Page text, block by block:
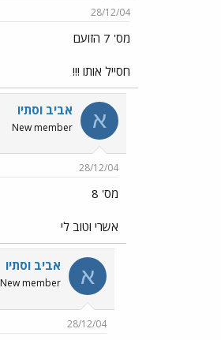
28/12/04
מס' 7 הזועם
חסייל אותו !!!
א אביב וסתיו
New member
28/12/04
מס' 8
אשרי וטוב לי
א אביב וסתיו
New member
28/12/04